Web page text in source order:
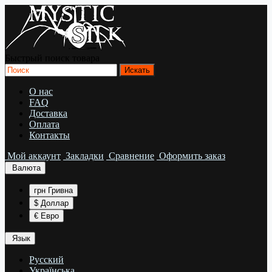
О нас
FAQ
Доставка
Оплата
Контакты
Мой аккаунт Закладки Сравнение Оформить заказ
Валюта
грн Гривна
$ Доллар
€ Евро
Язык
Русский